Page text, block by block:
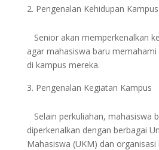
Pengenalan Kehidupan Kampus
Senior akan memperkenalkan
agar mahasiswa baru
di kampus mereka.
Pengenalan Kegiatan Kampus
Selain perkuliahan, mahasiswa
diperkenalkan dengan berbagai
Mahasiswa (UKM) dan